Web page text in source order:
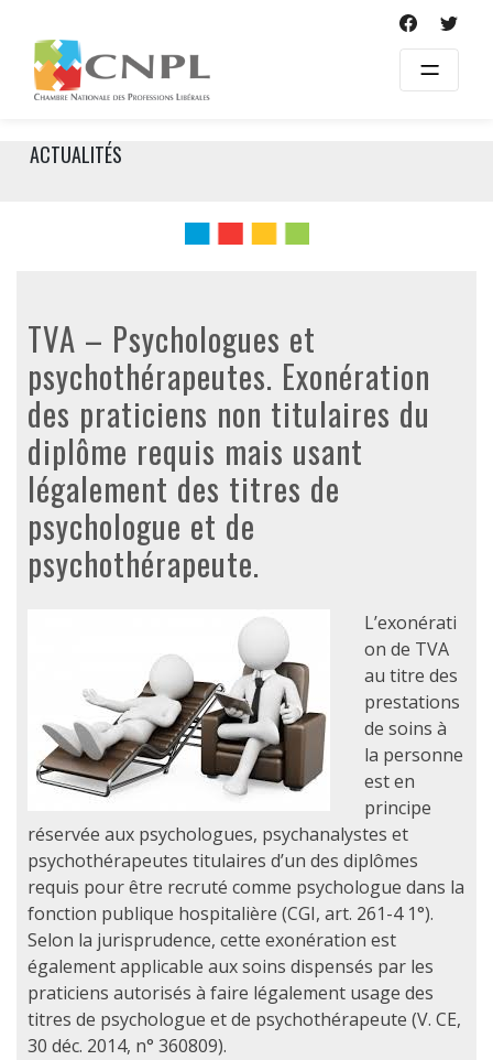
content
ACTUALITÉS
TVA – Psychologues et
psychothérapeutes. Exonération
des praticiens non titulaires du
diplôme requis mais usant
légalement des titres de
psychologue et de
psychothérapeute.
L’exonérati
on de TVA
au titre des
prestations
de soins à
la personne
est en
principe
réservée aux psychologues, psychanalystes et
psychothérapeutes titulaires d’un des diplômes
requis pour être recruté comme psychologue dans la
fonction publique hospitalière (CGI, art. 261-4 1°).
Selon la jurisprudence, cette exonération est
également applicable aux soins dispensés par les
praticiens autorisés à faire légalement usage des
titres de psychologue et de psychothérapeute (V. CE,
30 déc. 2014, n° 360809).